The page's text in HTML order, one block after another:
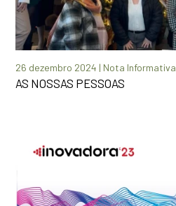
26 dezembro 2024 | Nota Informativa
AS NOSSAS PESSOAS